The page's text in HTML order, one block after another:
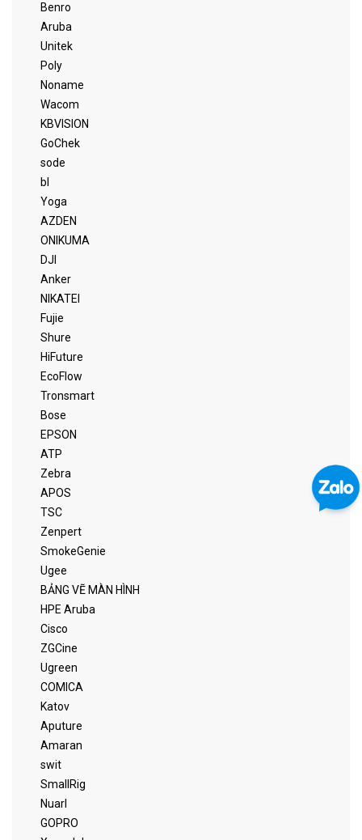
Benro
Aruba
Unitek
Poly
Noname
Wacom
KBVISION
GoChek
sode
bl
Yoga
AZDEN
ONIKUMA
DJI
Anker
NIKATEI
Fujie
Shure
HiFuture
EcoFlow
Tronsmart
Bose
EPSON
ATP
Zebra
APOS
TSC
Zenpert
SmokeGenie
Ugee
BẢNG VẼ MÀN HÌNH
HPE Aruba
Cisco
ZGCine
Ugreen
COMICA
Katov
Aputure
Amaran
swit
SmallRig
Nuarl
GOPRO